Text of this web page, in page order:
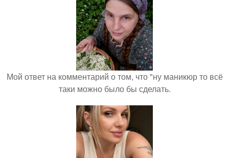
Мой ответ на комментарий о том, что "ну маникюр то всё
таки можно было бы сделать.